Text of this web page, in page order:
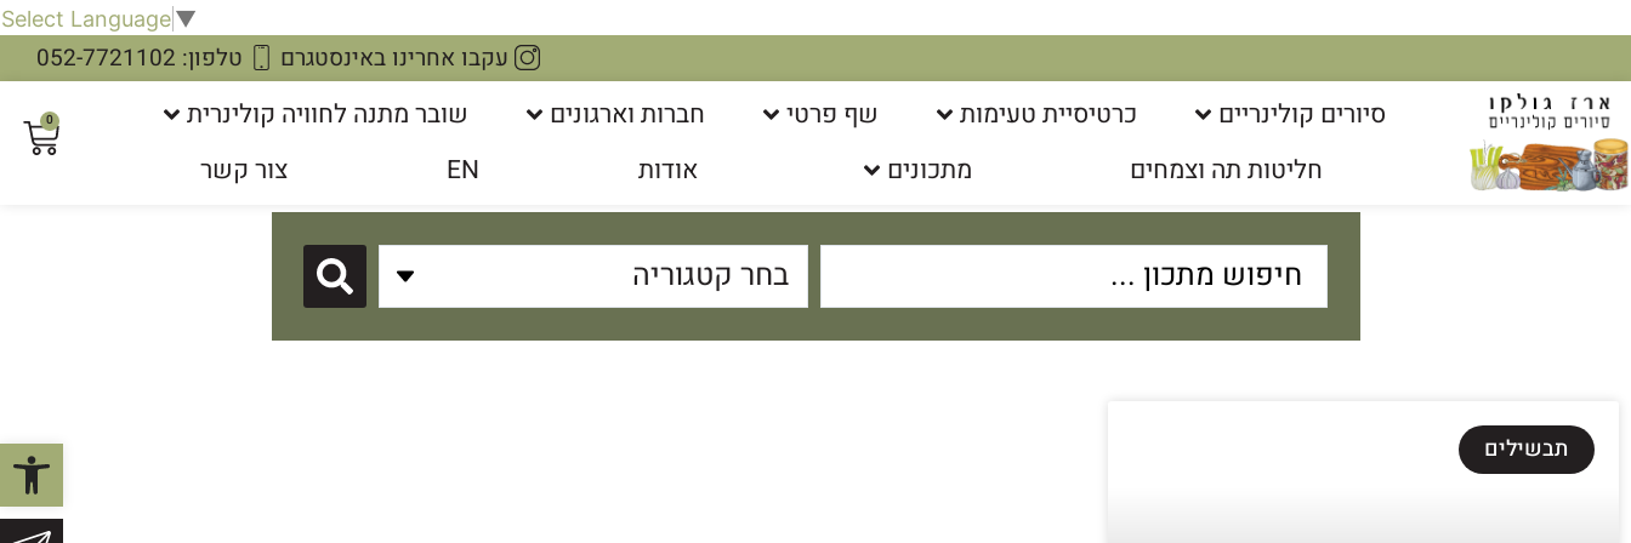
פתח
Select Language▼
עקבו אחרינו באינסטגרם טלפון: 052-7721102
סיורים קולינריים​ כרטיסיית טעימות שף פרטי חברות וארגונים
שובר מתנה לחוויה קולינרית
חליטות תה וצמחים
מתכונים אודות EN צור קשר
0
תבשילים